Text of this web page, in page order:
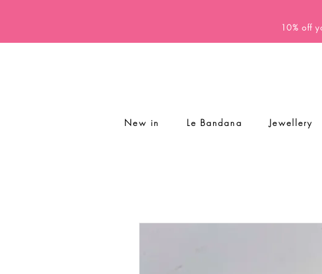
10% off
New in Le Bandana Jewellery